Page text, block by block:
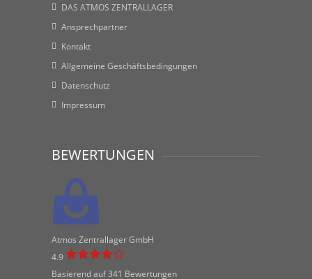
DAS ATMOS ZENTRALLAGER
Ansprechpartner
Kontakt
Allgemeine Geschäftsbedingungen
Datenschutz
Impressum
BEWERTUNGEN
Atmos Zentrallager GmbH
4.9
Basierend auf 341 Bewertungen